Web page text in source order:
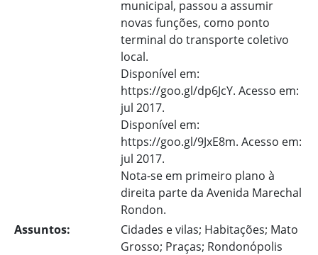
municipal, passou a assumir
novas funções, como ponto
terminal do transporte coletivo
local.
Disponível em:
https://goo.gl/dp6JcY. Acesso em:
jul 2017.
Disponível em:
https://goo.gl/9JxE8m. Acesso em:
jul 2017.
Nota-se em primeiro plano à
direita parte da Avenida Marechal
Rondon.
Assuntos:
Cidades e vilas; Habitações; Mato
Grosso; Praças; Rondonópolis